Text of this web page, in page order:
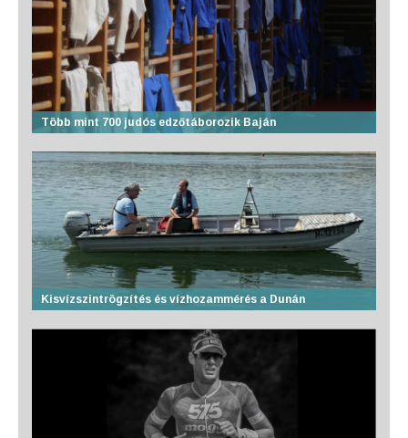
Több mint 700 judós edzőtáborozik Baján
Kisvízszintrögzítés és vízhozammérés a Dunán